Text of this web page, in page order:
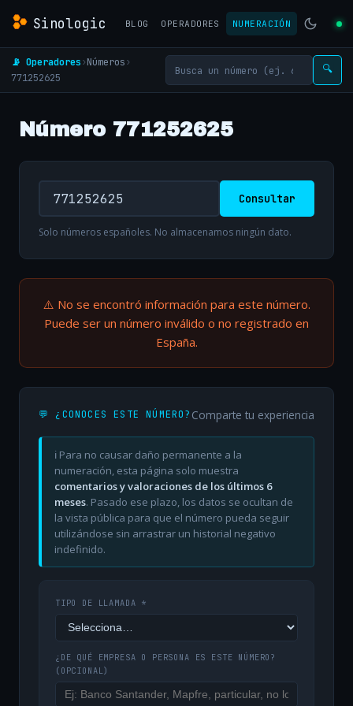
Sinologic BLOG OPERADORES NUMERACIÓN
📡 Operadores›Números›
771252625
🔍
Número 771252625
Consultar
Solo números españoles. No almacenamos ningún dato.
⚠️ No se encontró información para este número.
Puede ser un número inválido o no registrado en
España.
💬 ¿CONOCES ESTE NÚMERO? Comparte tu experiencia
ℹ️ Para no causar daño permanente a la
numeración, esta página solo muestra
comentarios y valoraciones de los últimos 6
meses. Pasado ese plazo, los datos se ocultan de
la vista pública para que el número pueda seguir
utilizándose sin arrastrar un historial negativo
indefinido.
TIPO DE LLAMADA *
¿DE QUÉ EMPRESA O PERSONA ES ESTE NÚMERO?
(OPCIONAL)